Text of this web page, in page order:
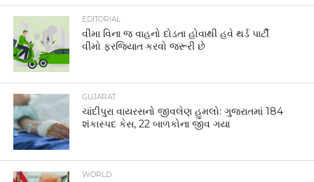
EDITORIAL
વીમા વિના જ વાહનો દોડતા હોવાથી હવે થર્ડ પાર્ટી
વીમો ફરજિયાત કરવો જરૂરી છે
GUJARAT
ચાંદીપુરા વાયરસનો જીવલેણ હુમલો: ગુજરાતમાં 184
શંકાસ્પદ કેસ, 22 બાળકોના જીવ ગયા
WORLD